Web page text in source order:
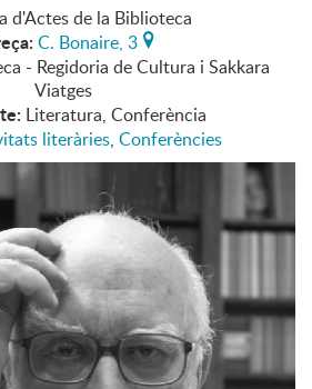
d'Actes de la Biblioteca
C. Bonaire, 3
- Regidoria de Cultura i Sakkara
Viatges
Literatura, Conferència
literàries, Conferències